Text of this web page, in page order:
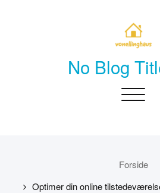
No Blog
Toggle
Forside
Optimer din online